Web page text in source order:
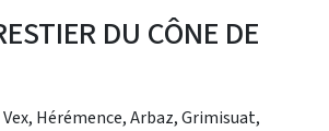
DU CÔNE DE
Hérémence, Arbaz, Grimisuat,